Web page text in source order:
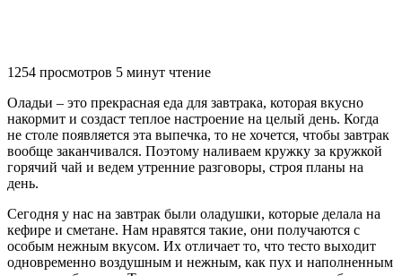
1254 просмотров 5 минут чтение
Оладьи – это прекрасная еда для завтрака, которая вкусно
накормит и создаст теплое настроение на целый день. Когда
не столе появляется эта выпечка, то не хочется, чтобы завтрак
вообще заканчивался. Поэтому наливаем кружку за кружкой
горячий чай и ведем утренние разговоры, строя планы на
день.
Сегодня у нас на завтрак были оладушки, которые делала на
кефире и сметане. Нам нравятся такие, они получаются с
особым нежным вкусом. Их отличает то, что тесто выходит
одновременно воздушным и нежным, как пух и наполненным